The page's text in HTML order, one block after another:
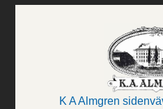
K A Almgren